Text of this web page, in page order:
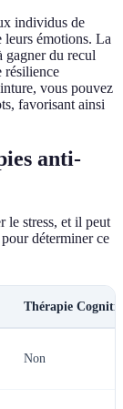
individus de
leurs émotions. La
gagner du recul
résilience
vous pouvez
favorisant ainsi
anti-
le stress, et il peut
déterminer ce
Thérapie
Non